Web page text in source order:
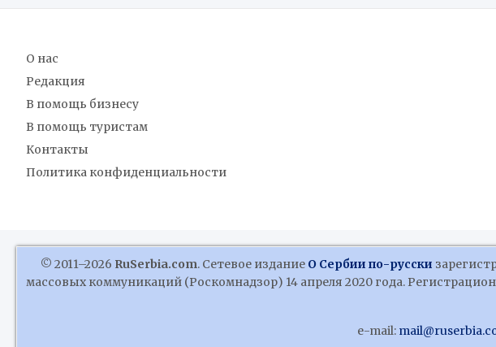
О нас
Редакция
В помощь бизнесу
В помощь туристам
Контакты
Политика конфиденциальности
© 2011–2026 RuSerbia.com. Сетевое издание О Сербии по-русски
массовых коммуникаций (Роскомнадзор) 14 апреля 2020 года.
e-mail: